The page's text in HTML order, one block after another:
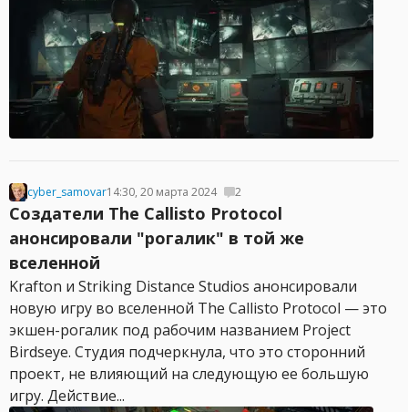
cyber_samovar14:30, 20 марта 2024 2
Создатели The Callisto Protocol
анонсировали "рогалик" в той же
вселенной
Krafton и Striking Distance Studios анонсировали
новую игру во вселенной The Callisto Protocol — это
экшен-рогалик под рабочим названием Project
Birdseye. Студия подчеркнула, что это сторонний
проект, не влияющий на следующую ее большую
игру. Действие...